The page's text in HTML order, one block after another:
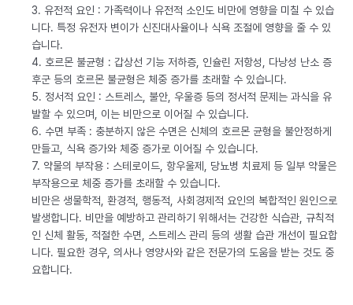
3. 유전적 요인 : 가족력이나 유전적 소인도 비만에 영향을 미칠 수 있습
니다. 특정 유전자 변이가 신진대사율이나 식욕 조절에 영향을 줄 수 있
습니다.
4. 호르몬 불균형 : 갑상선 기능 저하증, 인슐린 저항성, 다낭성 난소 증
후군 등의 호르몬 불균형은 체중 증가를 초래할 수 있습니다.
5. 정서적 요인 : 스트레스, 불안, 우울증 등의 정서적 문제는 과식을 유
발할 수 있으며, 이는 비만으로 이어질 수 있습니다.
6. 수면 부족 : 충분하지 않은 수면은 신체의 호르몬 균형을 불안정하게
만들고, 식욕 증가와 체중 증가로 이어질 수 있습니다.
7. 약물의 부작용 : 스테로이드, 항우울제, 당뇨병 치료제 등 일부 약물은
부작용으로 체중 증가를 초래할 수 있습니다.
비만은 생물학적, 환경적, 행동적, 사회경제적 요인의 복합적인 원인으로
발생합니다. 비만을 예방하고 관리하기 위해서는 건강한 식습관, 규칙적
인 신체 활동, 적절한 수면, 스트레스 관리 등의 생활 습관 개선이 필요합
니다. 필요한 경우, 의사나 영양사와 같은 전문가의 도움을 받는 것도 중
요합니다.